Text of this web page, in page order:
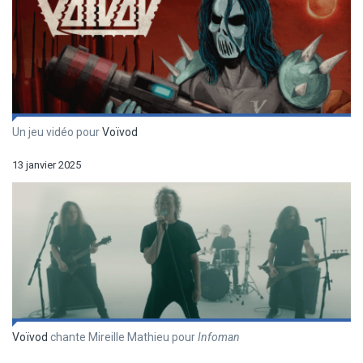
Un jeu vidéo pourVoïvod
13 janvier 2025
Voïvod chante Mireille Mathieu pourInfoman